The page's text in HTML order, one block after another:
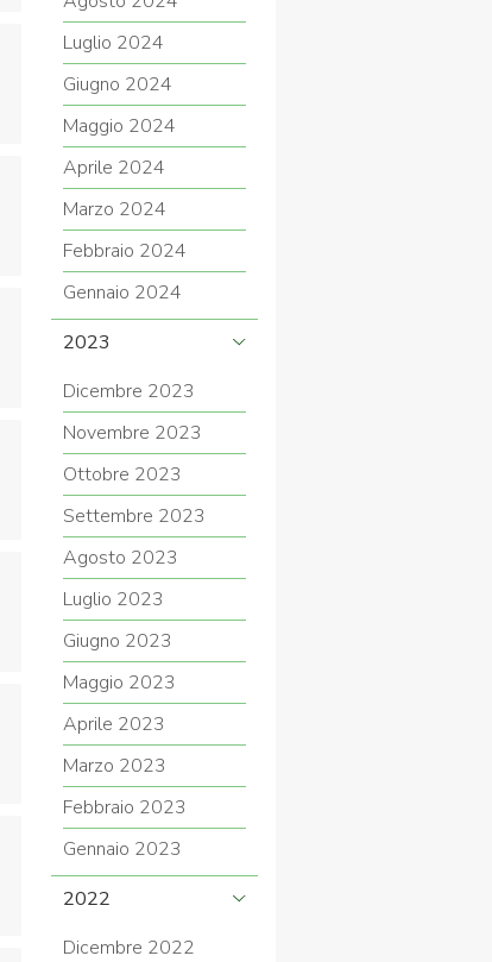
Luglio 2024
Giugno 2024
Maggio 2024
Aprile 2024
Marzo 2024
Febbraio 2024
Gennaio 2024
2023
Dicembre 2023
Novembre 2023
Ottobre 2023
Settembre 2023
Agosto 2023
Luglio 2023
Giugno 2023
Maggio 2023
Aprile 2023
Marzo 2023
Febbraio 2023
Gennaio 2023
2022
Dicembre 2022